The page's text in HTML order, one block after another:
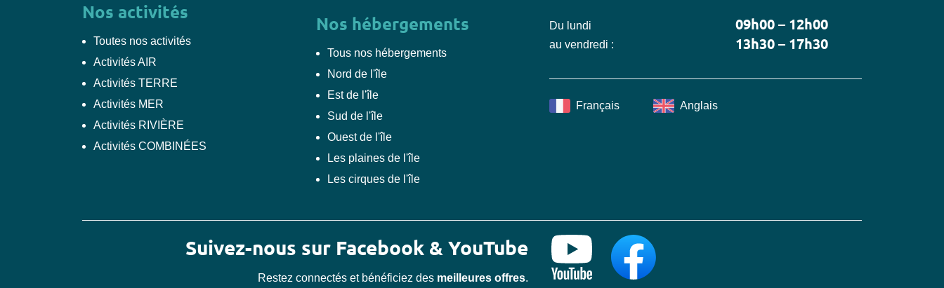
Nos activités
Toutes nos activités
Activités AIR
Activités TERRE
Activités MER
Activités RIVIÈRE
Activités COMBINÉES
Nos hébergements
Tous nos hébergements
Nord de l'île
Est de l'île
Sud de l'île
Ouest de l'île
Les plaines de l'île
Les cirques de l'île
Du lundi
au vendredi :
09h00 – 12h00
13h30 – 17h30
Français Anglais
Suivez-nous sur Facebook & YouTube
Restez connectés et bénéficiez des meilleures offres.